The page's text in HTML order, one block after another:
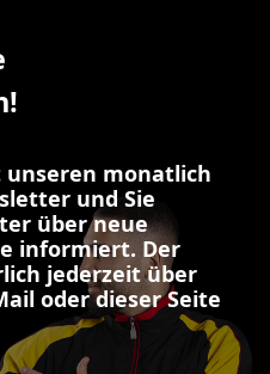
unseren monatlich
und Sie
über neue
informiert. Der
jederzeit über
oder dieser Seite